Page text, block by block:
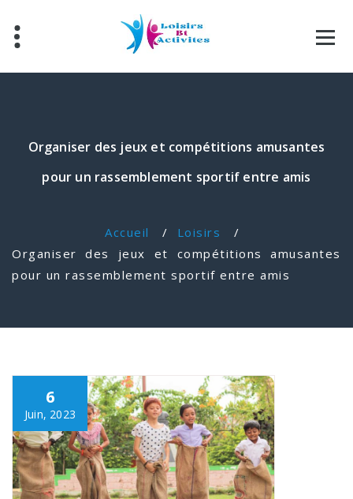
Organiser des jeux et compétitions amusantes
pour un rassemblement sportif entre amis
Accueil / Loisirs /
Organiser des jeux et compétitions amusantes
pour un rassemblement sportif entre amis
6
Juin, 2023